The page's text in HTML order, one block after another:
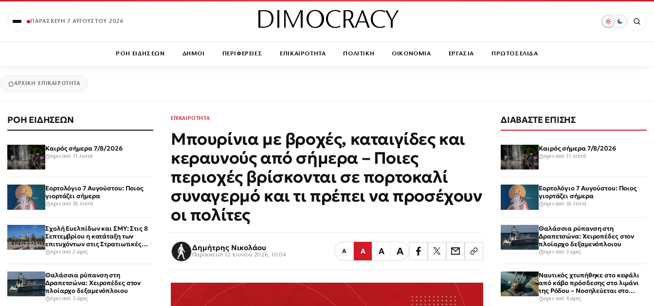
ΠΑΡΑΣΚΕΥΉ 7 ΑΥΓΟΎΣΤΟΥ 2026 DIMOCRACY
ΡΟΗ ΕΙΔΗΣΕΩΝ ΔΗΜΟΙ ΠΕΡΙΦΕΡΕΙΕΣ ΕΠΙΚΑΙΡΟΤΗΤΑ ΠΟΛΙΤΙΚΗ ΟΙΚΟΝΟΜΙΑ ΕΡΓΑΣΙΑ ΠΡΩΤΟΣΕΛΙΔΑ
ΑΡΧΙΚΉ ΕΠΙΚΑΙΡΟΤΗΤΑ
ΡΟΗ ΕΙΔΗΣΕΩΝ
Καιρός σήμερα 7/8/2026
πριν από 11 λεπτά
Εορτολόγιο 7 Αυγούστου: Ποιος
γιορτάζει σήμερα
πριν από 36 λεπτά
Σχολή Ευελπίδων και ΣΜΥ: Στις 8
Σεπτεμβρίου η κατάταξη των
επιτυχόντων στις Στρατιωτικές
Σχολές
πριν από 2 ώρες
Θαλάσσια ρύπανση στη
Δραπετσώνα: Χειροπέδες στον
πλοίαρχο δεξαμενόπλοιου
πριν από 3 ώρες
ΕΠΙΚΑΙΡΟΤΗΤΑ
Μπουρίνια με βροχές, καταιγίδες και
κεραυνούς από σήμερα – Ποιες
περιοχές βρίσκονται σε πορτοκαλί
συναγερμό και τι πρέπει να προσέχουν
οι πολίτες
Δημήτρης Νικολάου
Παρασκευή 12 Ιουνίου 2026, 10:04
Α Α Α Α
ΔΙΑΒΑΣΤΕ ΕΠΙΣΗΣ
Καιρός σήμερα 7/8/2026
πριν από 11 λεπτά
Εορτολόγιο 7 Αυγούστου: Ποιος
γιορτάζει σήμερα
πριν από 36 λεπτά
Θαλάσσια ρύπανση στη
Δραπετσώνα: Χειροπέδες στον
πλοίαρχο δεξαμενόπλοιου
πριν από 3 ώρες
Ναυτικός χτυπήθηκε στο κεφάλι
από κάβο πρόσδεσης στο λιμάνι
της Ρόδου – Νοσηλεύεται στο
νοσοκομείο
πριν από 4 ώρες